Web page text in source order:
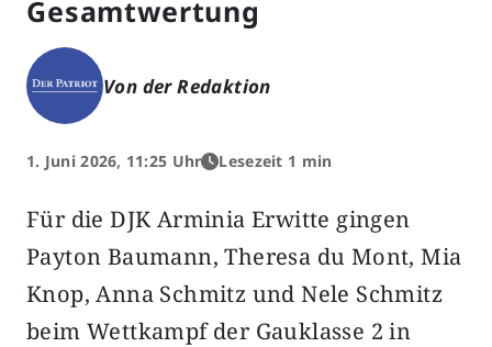
Gesamtwertung
Von der Redaktion
1. Juni 2026, 11:25 Uhr Lesezeit 1 min
Für die DJK Arminia Erwitte gingen
Payton Baumann, Theresa du Mont, Mia
Knop, Anna Schmitz und Nele Schmitz
beim Wettkampf der Gauklasse 2 in